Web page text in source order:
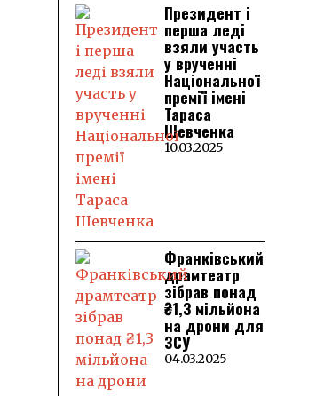
Президент і
перша леді
взяли участь
у врученні
Національної
премії імені
Тараса
Шевченка
10.03.2025
Франківський
драмтеатр
зібрав понад
₴1,3 мільйона
на дрони для
ЗСУ
04.03.2025